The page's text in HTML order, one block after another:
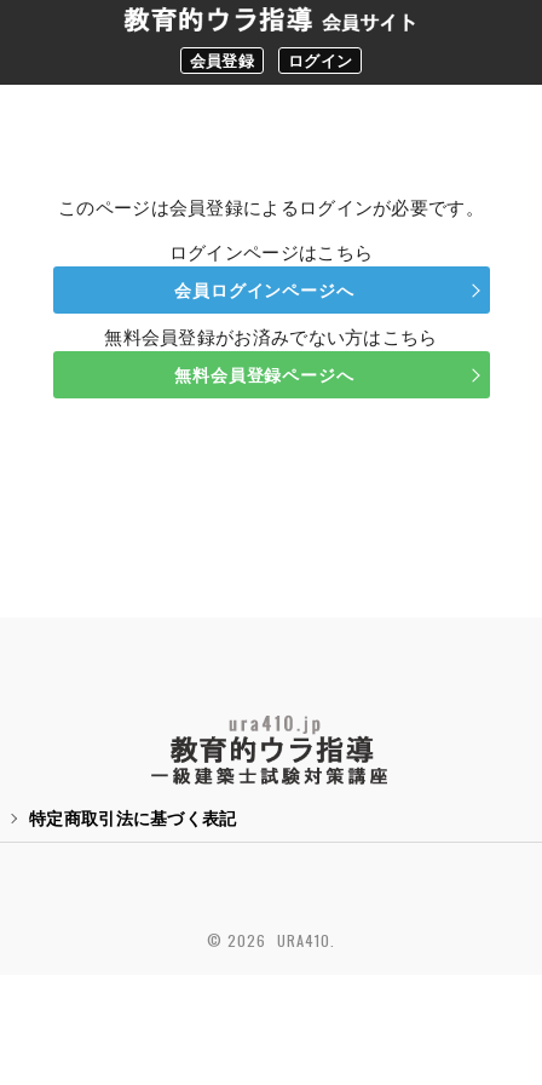
会員登録 ログイン
このページは会員登録によるログインが必要です。
ログインページはこちら
会員ログインページへ
無料会員登録がお済みでない方はこちら
無料会員登録ページへ
特定商取引法に基づく表記
© 2026 URA410.